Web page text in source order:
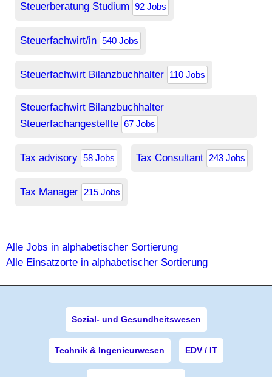
Steuerberatung Studium 92 Jobs
Steuerfachwirt/in 540 Jobs
Steuerfachwirt Bilanzbuchhalter 110 Jobs
Steuerfachwirt Bilanzbuchhalter
Steuerfachangestellte 67 Jobs
Tax advisory 58 Jobs Tax Consultant 243 Jobs
Tax Manager 215 Jobs
Alle Jobs in alphabetischer Sortierung
Alle Einsatzorte in alphabetischer Sortierung
Sozial- und Gesundheitswesen
Technik & Ingenieurwesen EDV / IT